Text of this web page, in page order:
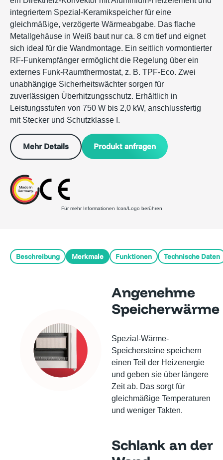
integriertem Spezial-Keramikspeicher für eine
gleichmäßige, verzögerte Wärmeabgabe. Das flache
Metallgehäuse in Weiß baut nur ca. 8 cm tief und eignet
sich ideal für die Wandmontage. Ein seitlich vormontierter
RF-Funkempfänger ermöglicht die Regelung über ein
externes Funk-Raumthermostat, z. B. TPF-Eco. Zwei
unabhängige Sicherheitswächter sorgen für
zuverlässigen Überhitzungsschutz. Erhältlich in
Leistungsstufen von 750 W bis 2,0 kW, anschlussfertig
mit Stecker und Schutzklasse I.
Mehr Details Produkt anfragen
Für mehr Informationen Icon/Logo berühren
Beschreibung Merkmale Funktionen Technische Daten
Angenehme
Speicherwärme
Spezial-Wärme-
Speichersteine speichern
einen Teil der Heizenergie
und geben sie über längere
Zeit ab. Das sorgt für
gleichmäßige Temperaturen
und weniger Takten.
Schlank an der